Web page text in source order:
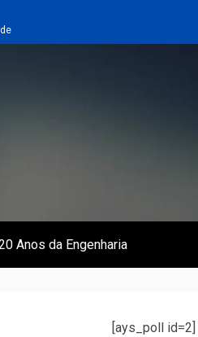
Anos da Engenharia
[ays_poll id=2]